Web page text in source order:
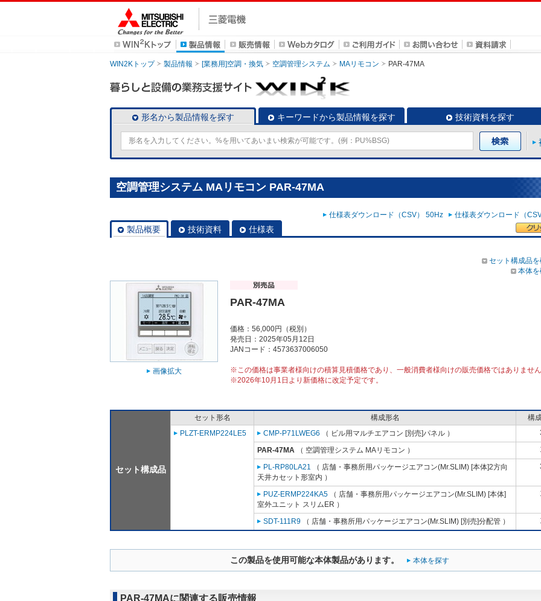
WIN2Kトップ 製品情報 [業務用]空調・換気 空調管理システム MAリモコン PAR-47MA
形名から製品情報を探す キーワードから製品情報を探す 技術資料を探す
空調管理システム MAリモコン PAR-47MA
仕様表ダウンロード（CSV） 50Hz 仕様表ダウンロード（
製品概要 技術資料 仕様表
セット構成品
本体
画像拡大
PAR-47MA
価格：56,000円（税別）
発売日：2025年05月12日
JANコード：4573637006050
※この価格は事業者様向けの積算見積価格であり、一般消費者様向けの販売価格ではありません
※2026年10月1日より新価格に改定予定です。
セット構成品
セット形名 構成形名
構
PLZT-ERMP224LE5
CMP-P71LWEG6 （ ビル用マルチエアコン [別売]パネル ）
PAR-47MA （ 空調管理システム MAリモコン ）
PL-RP80LA21 （ 店舗・事務所用パッケージエアコン(Mr.SLIM) [本体]2方向
天井カセット形室内 ）
PUZ-ERMP224KA5 （ 店舗・事務所用パッケージエアコン(Mr.SLIM) [本体]
室外ユニット スリムER ）
SDT-111R9 （ 店舗・事務所用パッケージエアコン(Mr.SLIM) [別売]分配管 ）
この製品を使用可能な本体製品があります。 本体を探す
PAR-47MAに関連する販売情報